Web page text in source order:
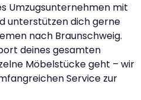
Umzugsunternehmen mit
unterstützen dich gerne
nach Braunschweig.
deines gesamten
Möbelstücke geht – wir
Service zur